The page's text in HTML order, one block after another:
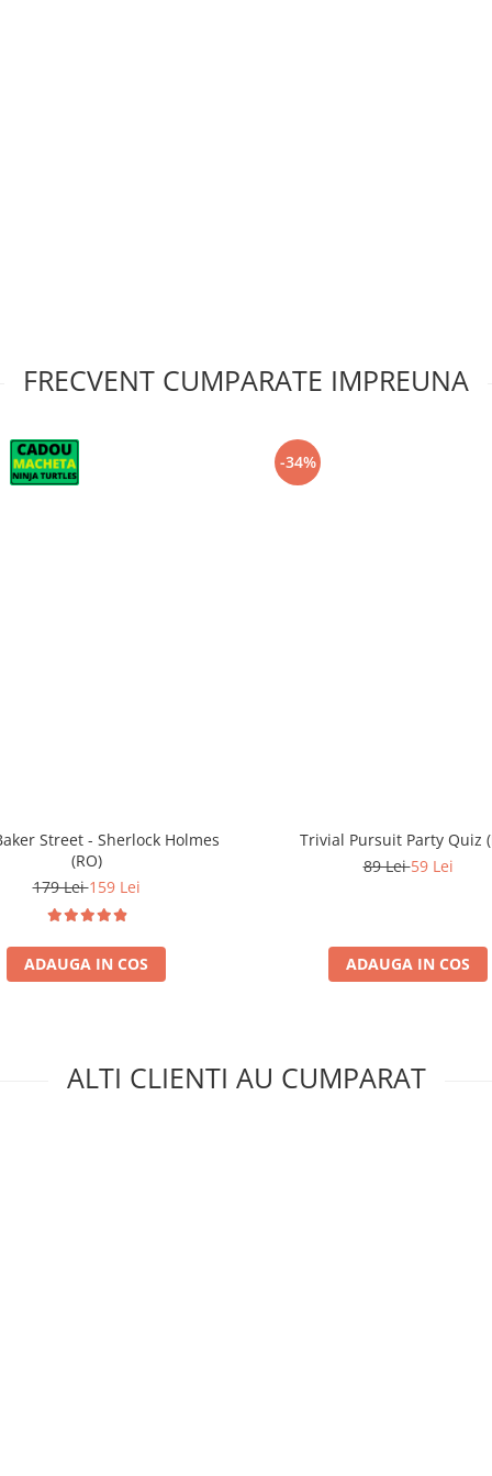
FRECVENT CUMPARATE IMPREUNA
Street - Sherlock Holmes
(RO)
179 Lei159 Lei
ADAUGA IN COS
-34%
Trivial Pursuit Party Quiz
89 Lei59 Lei
ADAUGA IN COS
ALTI CLIENTI AU CUMPARAT